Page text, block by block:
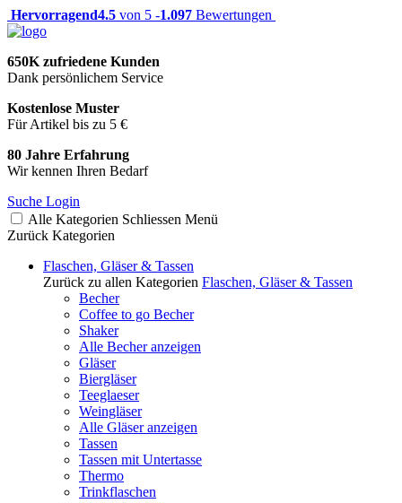
Hervorragend4.5 von 5 -1.097 Bewertungen
650K zufriedene Kunden
Dank persönlichem Service
Kostenlose Muster
Für Artikel bis zu 5 €
80 Jahre Erfahrung
Wir kennen Ihren Bedarf
Suche Login
Alle Kategorien Schliessen Menü
Zurück Kategorien
Flaschen, Gläser & Tassen
Zurück zu allen Kategorien Flaschen, Gläser & Tassen
Becher
Coffee to go Becher
Shaker
Alle Becher anzeigen
Gläser
Biergläser
Teeglaeser
Weingläser
Alle Gläser anzeigen
Tassen
Tassen mit Untertasse
Thermo
Trinkflaschen